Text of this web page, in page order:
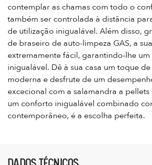
contemplar as chamas com todo o
também ser controlada à distância
de utilização inigualável. Além disso,
de braseiro de auto-limpeza GAS, a
extremamente fácil, garantindo-lhe
inigualável. Dê à sua casa um toque
moderna e desfrute de um
excecional com a salamandra a pellets
um conforto inigualável combinado
contemporâneo, é a escolha perfeita.